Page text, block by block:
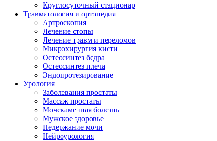
Круглосуточный стационар
Травматология и ортопедия
Aртроскопия
Лечение стопы
Лечение травм и переломов
Микрохирургия кисти
Остеосинтез бедра
Остеосинтез плеча
Эндопротезирование
Урология
Заболевания простаты
Массаж простаты
Мочекаменная болезнь
Мужское здоровье
Недержание мочи
Нейроурология